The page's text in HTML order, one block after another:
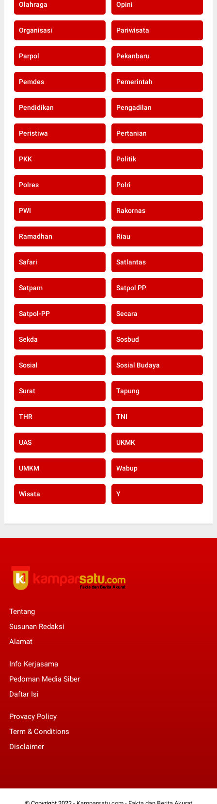
Olahraga Opini
Organisasi Pariwisata
Parpol Pekanbaru
Pemdes Pemerintah
Pendidikan Pengadilan
Peristiwa Pertanian
PKK Politik
Polres Polri
PWI Rakornas
Ramadhan Riau
Safari Satlantas
Satpam Satpol PP
Satpol-PP Secara
Sekda Sosbud
Sosial Sosial Budaya
Surat Tapung
THR TNI
UAS UKMK
UMKM Wabup
Wisata Y
Tentang
Susunan Redaksi
Alamat
Info Kerjasama
Pedoman Media Siber
Daftar Isi
Provacy Policy
Term & Conditions
Disclaimer